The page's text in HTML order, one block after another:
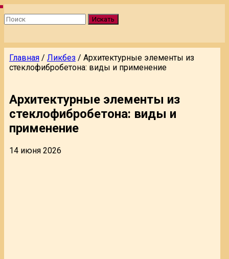
Искать
Главная / Ликбез / Архитектурные элементы из
стеклофибробетона: виды и применение
Архитектурные элементы из
стеклофибробетона: виды и
применение
14 июня 2026